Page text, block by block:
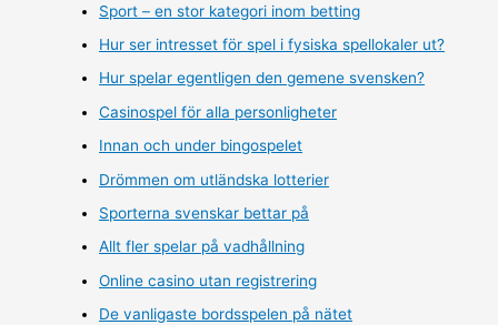
Sport – en stor kategori inom betting
Hur ser intresset för spel i fysiska spellokaler ut?
Hur spelar egentligen den gemene svensken?
Casinospel för alla personligheter
Innan och under bingospelet
Drömmen om utländska lotterier
Sporterna svenskar bettar på
Allt fler spelar på vadhållning
Online casino utan registrering
De vanligaste bordsspelen på nätet